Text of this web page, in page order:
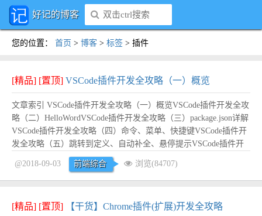
好记的博客
您的位置 ： 首页 > 博客 > 标签 > 插件
[精品] [置顶] VSCode插件开发全攻略（一）概览
文章索引 VSCode插件开发全攻略（一）概览VSCode插件开发全攻
略（二）HelloWordVSCode插件开发全攻略（三）package.json详解
VSCode插件开发全攻略（四）命令、菜单、快捷键VSCode插件开
发全攻略（五）跳转到定义、自动补全、悬停提示VSCode插件开
发全攻略（六）开发调试技巧VSCode插件开发全攻略（七）
WebViewVSCode插件开发全攻略（八）代码片段...
@2018-09-03 前端综合 浏览(84707)
[精品] [置顶] 【干货】Chrome插件(扩展)开发全攻略